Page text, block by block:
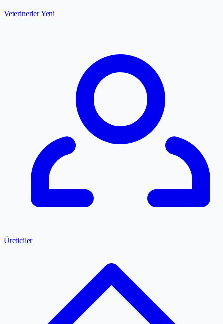
VeterinerlerYeni
Üreticiler